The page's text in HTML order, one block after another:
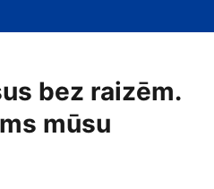
bez raizēm.
mūsu